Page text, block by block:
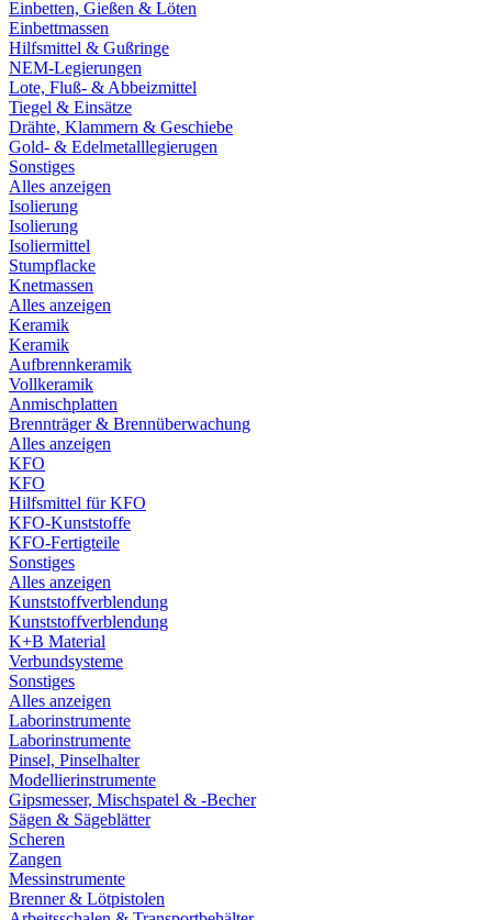
Einbetten, Gießen & Löten
Einbettmassen
Hilfsmittel & Gußringe
NEM-Legierungen
Lote, Fluß- & Abbeizmittel
Tiegel & Einsätze
Drähte, Klammern & Geschiebe
Gold- & Edelmetalllegierugen
Sonstiges
Alles anzeigen
Isolierung
Isolierung
Isoliermittel
Stumpflacke
Knetmassen
Alles anzeigen
Keramik
Keramik
Aufbrennkeramik
Vollkeramik
Anmischplatten
Brennträger & Brennüberwachung
Alles anzeigen
KFO
KFO
Hilfsmittel für KFO
KFO-Kunststoffe
KFO-Fertigteile
Sonstiges
Alles anzeigen
Kunststoffverblendung
Kunststoffverblendung
K+B Material
Verbundsysteme
Sonstiges
Alles anzeigen
Laborinstrumente
Laborinstrumente
Pinsel, Pinselhalter
Modellierinstrumente
Gipsmesser, Mischspatel & -Becher
Sägen & Sägeblätter
Scheren
Zangen
Messinstrumente
Brenner & Lötpistolen